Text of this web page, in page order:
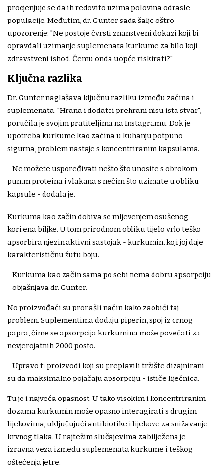
procjenjuje se da ih redovito uzima polovina odrasle
populacije. Međutim, dr. Gunter sada šalje oštro
upozorenje: "Ne postoje čvrsti znanstveni dokazi koji bi
opravdali uzimanje suplemenata kurkume za bilo koji
zdravstveni ishod. Čemu onda uopće riskirati?"
Ključna razlika
Dr. Gunter naglašava ključnu razliku između začina i
suplemenata. "Hrana i dodatci prehrani nisu ista stvar",
poručila je svojim pratiteljima na Instagramu. Dok je
upotreba kurkume kao začina u kuhanju potpuno
sigurna, problem nastaje s koncentriranim kapsulama.
- Ne možete uspoređivati nešto što unosite s obrokom
punim proteina i vlakana s nečim što uzimate u obliku
kapsule - dodala je.
Kurkuma kao začin dobiva se mljevenjem osušenog
korijena biljke. U tom prirodnom obliku tijelo vrlo teško
apsorbira njezin aktivni sastojak - kurkumin, koji joj daje
karakterističnu žutu boju.
- Kurkuma kao začin sama po sebi nema dobru apsorpciju
- objašnjava dr. Gunter.
No proizvođači su pronašli način kako zaobići taj
problem. Suplementima dodaju piperin, spoj iz crnog
papra, čime se apsorpcija kurkumina može povećati za
nevjerojatnih 2000 posto.
- Upravo ti proizvodi koji su preplavili tržište dizajnirani
su da maksimalno pojačaju apsorpciju - ističe liječnica.
Tu je i najveća opasnost. U tako visokim i koncentriranim
dozama kurkumin može opasno interagirati s drugim
lijekovima, uključujući antibiotike i lijekove za snižavanje
krvnog tlaka. U najtežim slučajevima zabilježena je
izravna veza između suplemenata kurkume i teškog
oštećenja jetre.